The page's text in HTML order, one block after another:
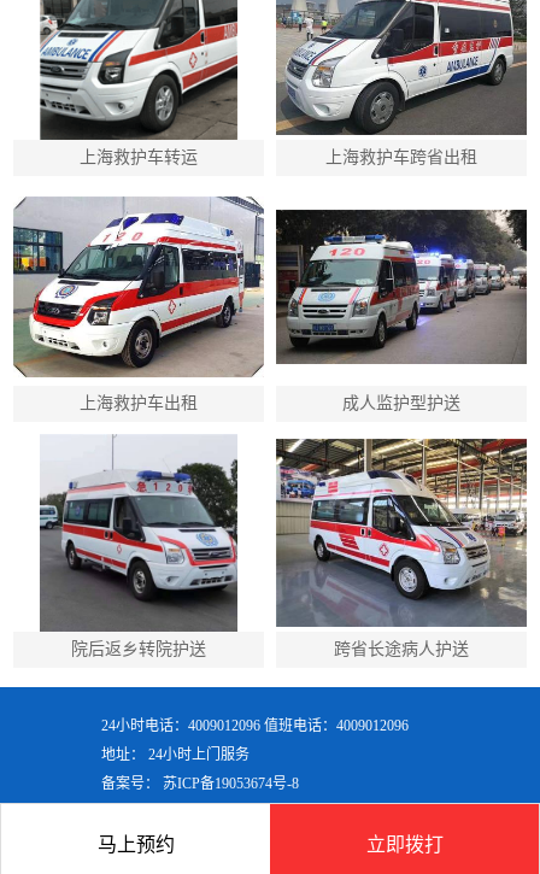
上海救护车转运 上海救护车跨省出租
上海救护车出租 成人监护型护送
院后返乡转院护送 跨省长途病人护送
24小时电话：4009012096 值班电话：4009012096
地址： 24小时上门服务
备案号： 苏ICP备19053674号-8
马上预约 立即拨打